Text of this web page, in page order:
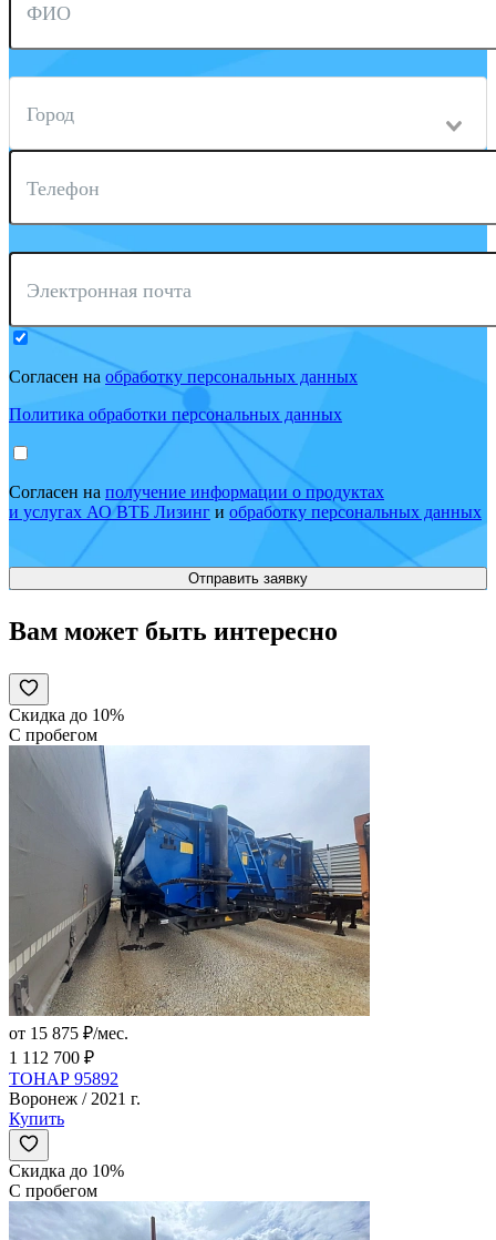
ФИО
Город
Телефон
Электронная почта
Согласен на обработку персональных данных
Политика обработки персональных данных
Согласен на получение информации о продуктах
и услугах АО ВТБ Лизинг и обработку персональных данных
Вам может быть интересно
Скидка до 10%
С пробегом
от 15 875 ₽/мес.
1 112 700 ₽
ТОНАР 95892
Воронеж / 2021 г.
Купить
Скидка до 10%
С пробегом